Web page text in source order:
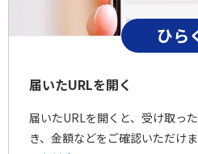
ひら
届いたURLを開く
届いたURLを開くと、受け取っ
き、金額などをご確認いただけ